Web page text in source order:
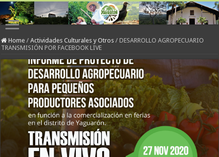
Home / Actividades Culturales y Otros / DESARROLLO AGROPECUARIO
TRANSMISIÓN POR FACEBOOK LIVE